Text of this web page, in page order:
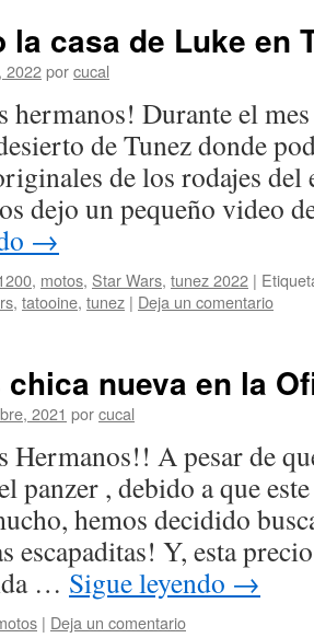
la casa de Luke en
2022porcucal
hermanos! Durante el
de Tunez donde
de los rodajes del
dejo un pequeño video
→
, motos, Star Wars, tunez 2022 |
, tatooine, tunez | Deja un comentario
chica nueva en la
2021 porcucal
Hermanos!! A pesar de
panzer , debido a que
hemos decidido
escapaditas! Y, esta
… Sigue leyendo →
| Deja un comentario